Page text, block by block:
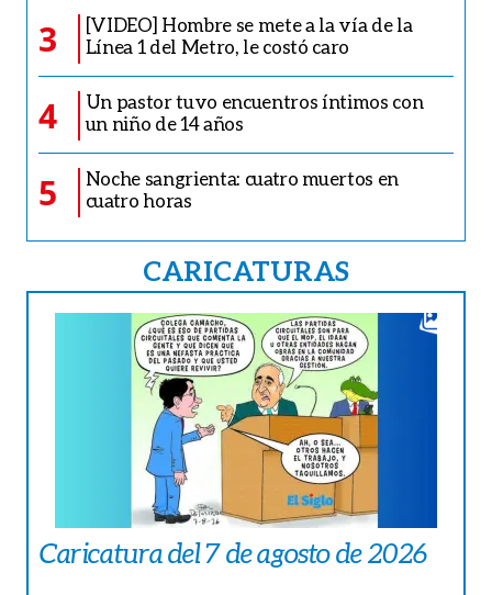
3
[VIDEO] Hombre se mete a la vía de la
Línea 1 del Metro, le costó caro
4
Un pastor tuvo encuentros íntimos con
un niño de 14 años
5
Noche sangrienta: cuatro muertos en
cuatro horas
CARICATURAS
Caricatura del 7 de agosto de 2026